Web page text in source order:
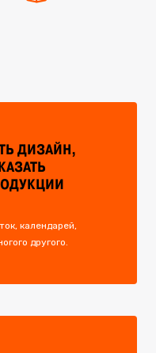
ДИЗАЙН,
календарей,
другого.